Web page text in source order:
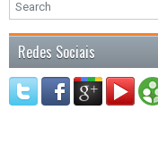
Redes Sociais